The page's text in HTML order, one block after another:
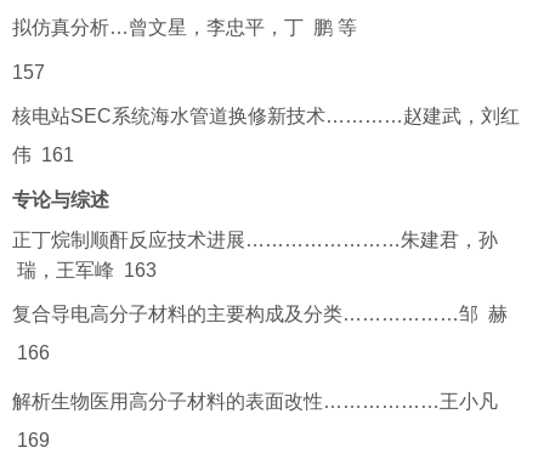
拟仿真分析…曾文星，李忠平，丁 鹏 等
157
核电站SEC系统海水管道换修新技术…………赵建武，刘红
伟 161
专论与综述
正丁烷制顺酐反应技术进展……………………朱建君，孙
瑞，王军峰 163
复合导电高分子材料的主要构成及分类………………邹 赫
166
解析生物医用高分子材料的表面改性………………王小凡
169